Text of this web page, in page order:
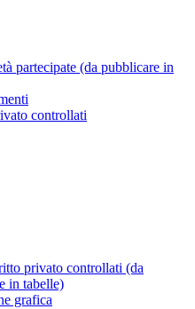
partecipate (da pubblicare in
controllati
privato controllati (da
in tabelle)
grafica